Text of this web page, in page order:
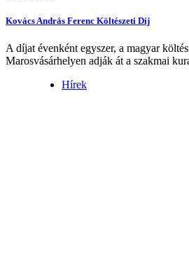
Kovács András Ferenc Költészeti Díj
A díjat évenként egyszer, a magyar
Marosvásárhelyen adják át a szakmai
Hírek